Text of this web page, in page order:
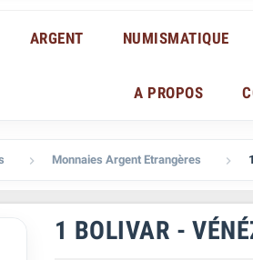
ARGENT NUMISMATIQUE
A PROPOS
 Monnaies Argent Etrangères 
1 BOLIVAR -